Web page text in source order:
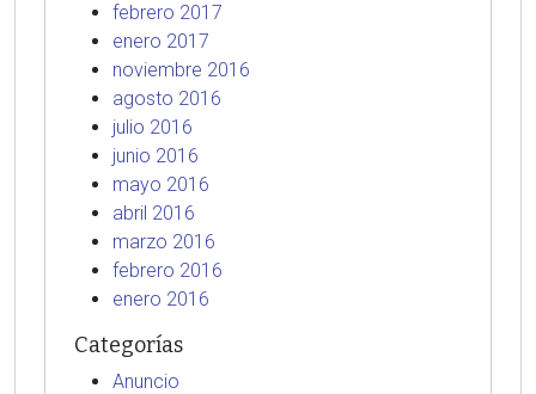
febrero 2017
enero 2017
noviembre 2016
agosto 2016
julio 2016
junio 2016
mayo 2016
abril 2016
marzo 2016
febrero 2016
enero 2016
Categorías
Anuncio